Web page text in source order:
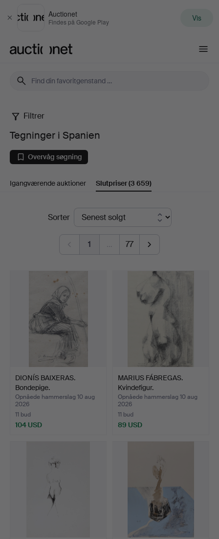
Luk
Auctionet
Findes på Google Play Vis
Tegninger
Spanien
Filtrer
Tegninger i Spanien
Overvåg søgning
Igangværende auktioner Slutpriser(3 659)
SlutpriserSorter
1 … 77
DIONÍS BAIXERAS.
Bondepige.
Opnåede hammerslag 10 aug
2026
11 bud
104 USD
MARIUS FÁBREGAS.
Kvindefigur.
Opnåede hammerslag 10 aug
2026
11 bud
89 USD